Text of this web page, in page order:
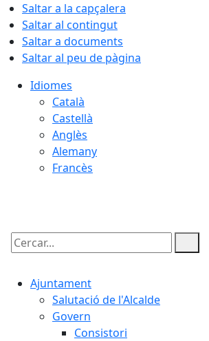
Saltar a la capçalera
Saltar al contingut
Saltar a documents
Saltar al peu de pàgina
Idiomes
Català
Castellà
Anglès
Alemany
Francès
Cercar:
Ajuntament
Salutació de l'Alcalde
Govern
Consistori